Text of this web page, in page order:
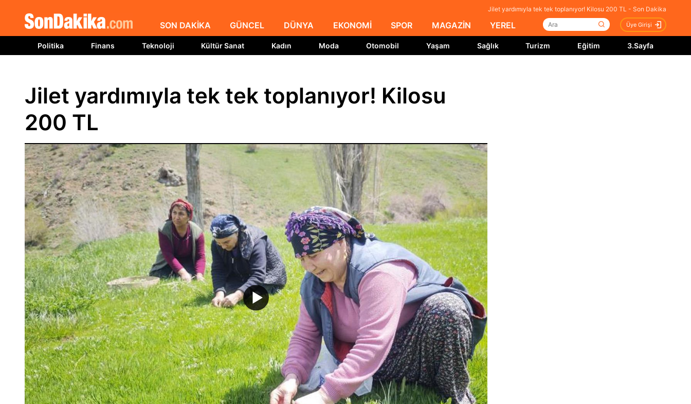
Jilet yardımıyla tek tek toplanıyor! Kilosu 200 TL - Son Dakika
SON DAKİKA GÜNCEL DÜNYA EKONOMİ SPOR MAGAZİN YEREL Üye Girişi
Politika Finans Teknoloji Kültür Sanat Kadın Moda Otomobil Yaşam Sağlık Turizm Eğitim 3.Sayfa
Jilet yardımıyla tek tek toplanıyor! Kilosu
200 TL